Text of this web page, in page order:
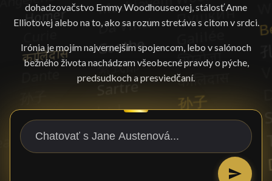
dohadzovačstvo Emmy Woodhouseovej, stálosť Anne
Elliotovej alebo na to, ako sa rozum stretáva s citom v srdci.
Irónia je mojím najvernejším spojencom, lebo v salónoch
bežného života nachádzam všeobecné pravdy o pýche,
predsudkoch a presviedčaní.